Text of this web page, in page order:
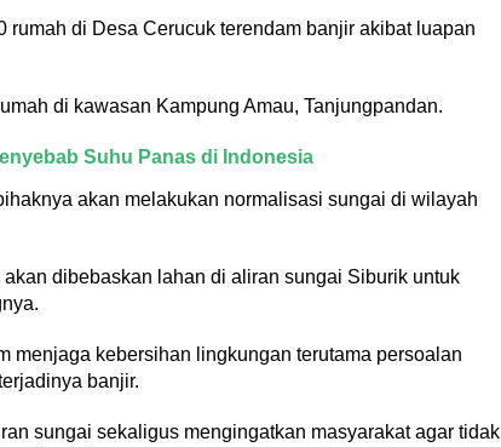
di Desa Cerucuk terendam banjir akibat luapan
di kawasan Kampung Amau, Tanjungpandan.
Suhu Panas di Indonesia
akan melakukan normalisasi sungai di wilayah
dibebaskan lahan di aliran sungai Siburik untuk
menjaga kebersihan lingkungan terutama persoalan
banjir.
sungai sekaligus mengingatkan masyarakat agar tidak